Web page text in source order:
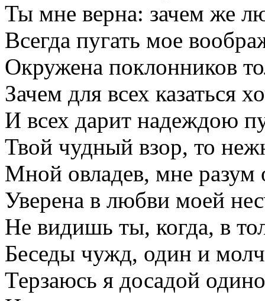
Ты мне верна: зачем же
Всегда пугать мое
Окружена поклонников
Зачем для всех казаться
И всех дарит надеждою
Твой чудный взор, то
Мной овладев, мне разум
Уверена в любви моей
Не видишь ты, когда, в
Беседы чужд, один и
Терзаюсь я досадой